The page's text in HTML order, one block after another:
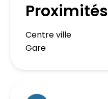
Proximités
Centre ville
Gare